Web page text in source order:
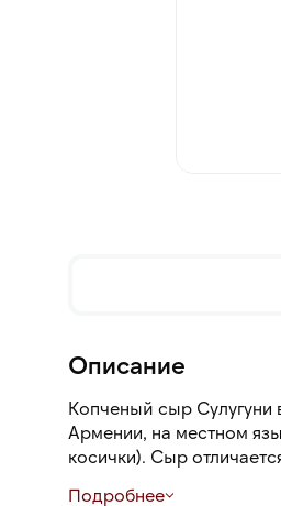
Описание
Копченый сыр Сулугуни
Армении, на местном
косички). Сыр
Подробнее